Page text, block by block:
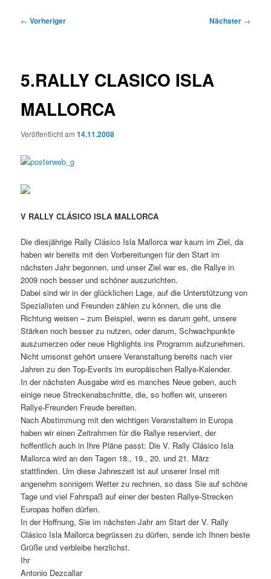
Beitragsnavigation
← Vorheriger Nächster →
5.RALLY CLASICO ISLA
MALLORCA
Veröffentlicht am14.11.2008
V RALLY CLÁSICO ISLA MALLORCA
Die diesjährige Rally Clásico Isla Mallorca war kaum im Ziel, da
haben wir bereits mit den Vorbereitungen für den Start im
nächsten Jahr begonnen, und unser Ziel war es, die Rallye in
2009 noch besser und schöner auszurichten.
Dabei sind wir in der glücklichen Lage, auf die Unterstützung von
Spezialisten und Freunden zählen zu können, die uns die
Richtung weisen – zum Beispiel, wenn es darum geht, unsere
Stärken noch besser zu nutzen, oder darum, Schwachpunkte
auszumerzen oder neue Highlights ins Programm aufzunehmen.
Nicht umsonst gehört unsere Veranstaltung bereits nach vier
Jahren zu den Top-Events im europäischen Rallye-Kalender.
In der nächsten Ausgabe wird es manches Neue geben, auch
einige neue Streckenabschnitte, die, so hoffen wir, unseren
Rallye-Freunden Freude bereiten.
Nach Abstimmung mit den wichtigen Veranstaltern in Europa
haben wir einen Zeitrahmen für die Rallye reserviert, der
hoffentlich auch in Ihre Pläne passt: Die V. Rally Clásico Isla
Mallorca wird an den Tagen 18., 19., 20. und 21. März
stattfinden. Um diese Jahreszeit ist auf unserer Insel mit
angenehm sonnigem Wetter zu rechnen, so dass Sie auf schöne
Tage und viel Fahrspaß auf einer der besten Rallye-Strecken
Europas hoffen dürfen.
In der Hoffnung, Sie im nächsten Jahr am Start der V. Rally
Clásico Isla Mallorca begrüssen zu dürfen, sende ich Ihnen beste
Grüße und verbleibe herzlichst.
Ihr
Antonio Dezcallar